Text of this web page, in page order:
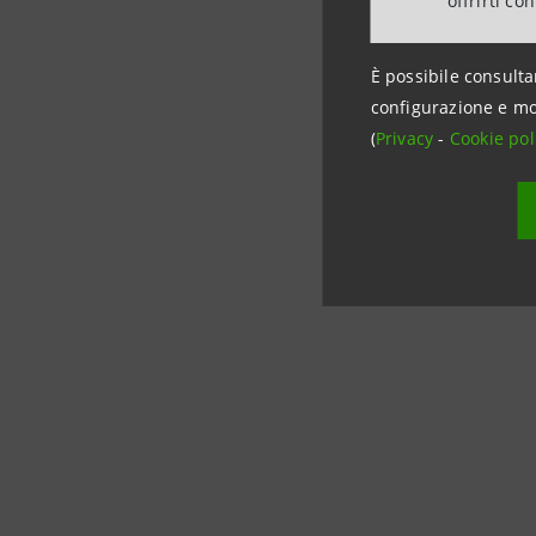
È possibile
configurazione e
(Privacy- Cookie